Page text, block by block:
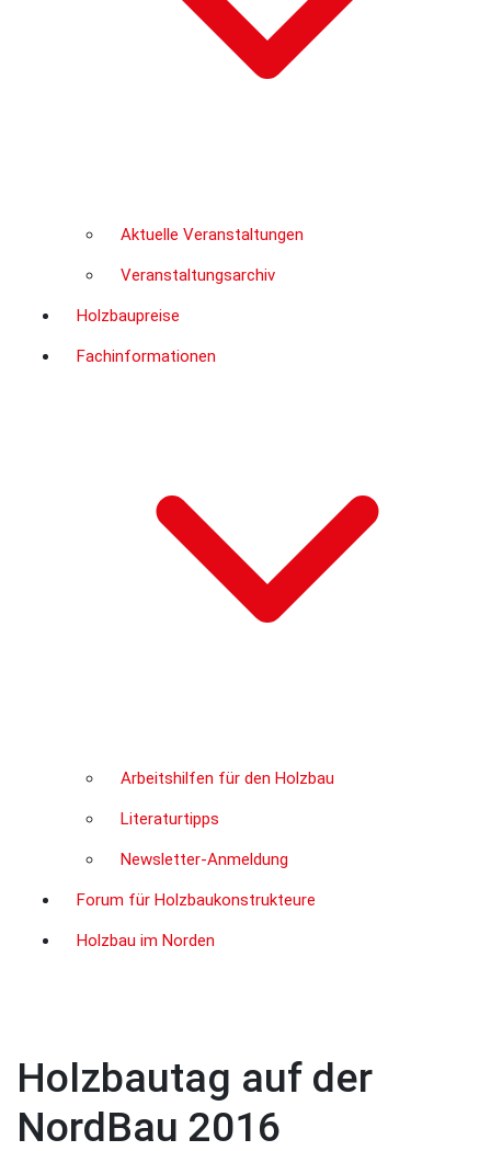
Aktuelle Veranstaltungen
Veranstaltungsarchiv
Holzbaupreise
Fachinformationen
Arbeitshilfen für den Holzbau
Literaturtipps
Newsletter-Anmeldung
Forum für Holzbaukonstrukteure
Holzbau im Norden
Holzbautag auf der
NordBau 2016